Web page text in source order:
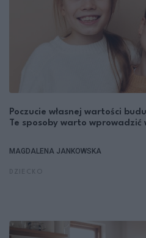
Poczucie własnej wartości
Te sposoby warto wprowadzić
MAGDALENA JANKOWSKA